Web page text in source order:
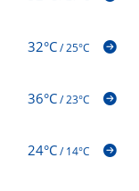
32°C/25°C
36°C/23°C
24°C/14°C